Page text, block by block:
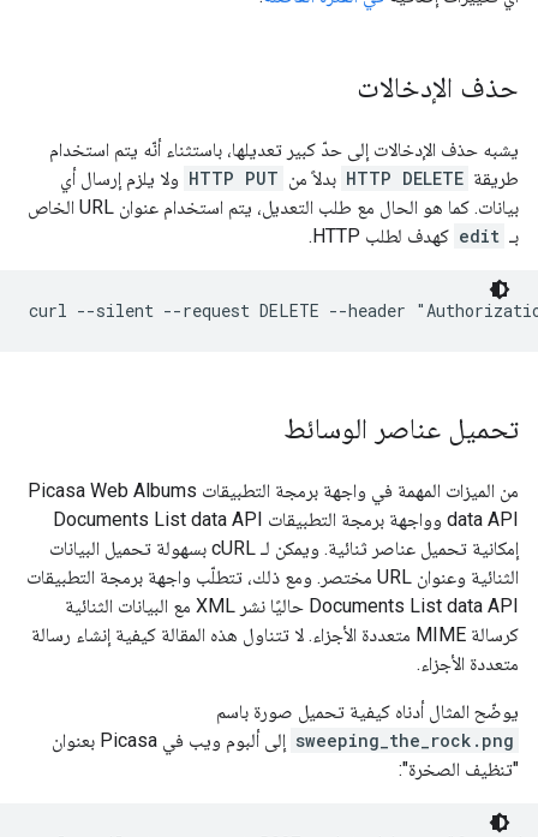
حذف الإدخالات
يشبه حذف الإدخالات إلى حدّ كبير تعديلها، باستثناء أنّه يتم استخدام
طريقة HTTP DELETE بدلاً من HTTP PUT ولا يلزم إرسال أي
بيانات. كما هو الحال مع طلب التعديل، يتم استخدام عنوان URL الخاص
بـ edit كهدف لطلب HTTP.
تحميل عناصر الوسائط
من الميزات المهمة في واجهة برمجة التطبيقات Picasa Web Albums
data API وواجهة برمجة التطبيقات Documents List data API
إمكانية تحميل عناصر ثنائية. ويمكن لـ cURL بسهولة تحميل البيانات
الثنائية وعنوان URL مختصر. ومع ذلك، تتطلّب واجهة برمجة التطبيقات
Documents List data API حاليًا نشر XML مع البيانات الثنائية
كرسالة MIME متعددة الأجزاء. لا تتناول هذه المقالة كيفية إنشاء رسالة
متعددة الأجزاء.
يوضّح المثال أدناه كيفية تحميل صورة باسم
sweeping_the_rock.png
إلى ألبوم ويب في Picasa بعنوان
"تنظيف الصخرة":